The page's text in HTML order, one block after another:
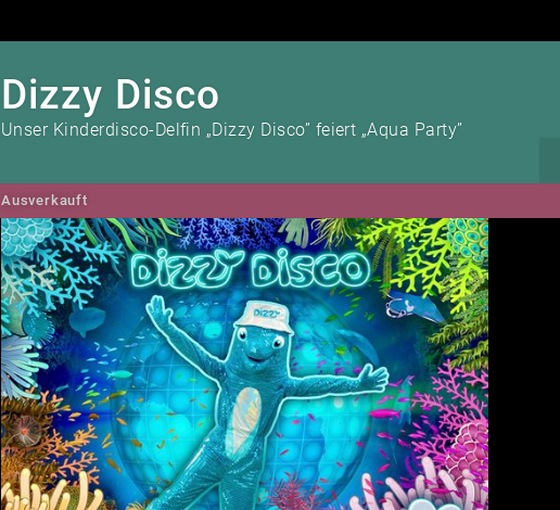
Dizzy Disco
Unser Kinderdisco-Delfin „Dizzy Disco” feiert „Aqua Party”
Ausverkauft